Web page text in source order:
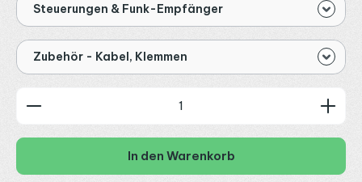
Steuerungen & Funk-Empfänger
Zubehör - Kabel, Klemmen
Produkt Anzahl: Gib den gewünschten Wert ein
In den Warenkorb